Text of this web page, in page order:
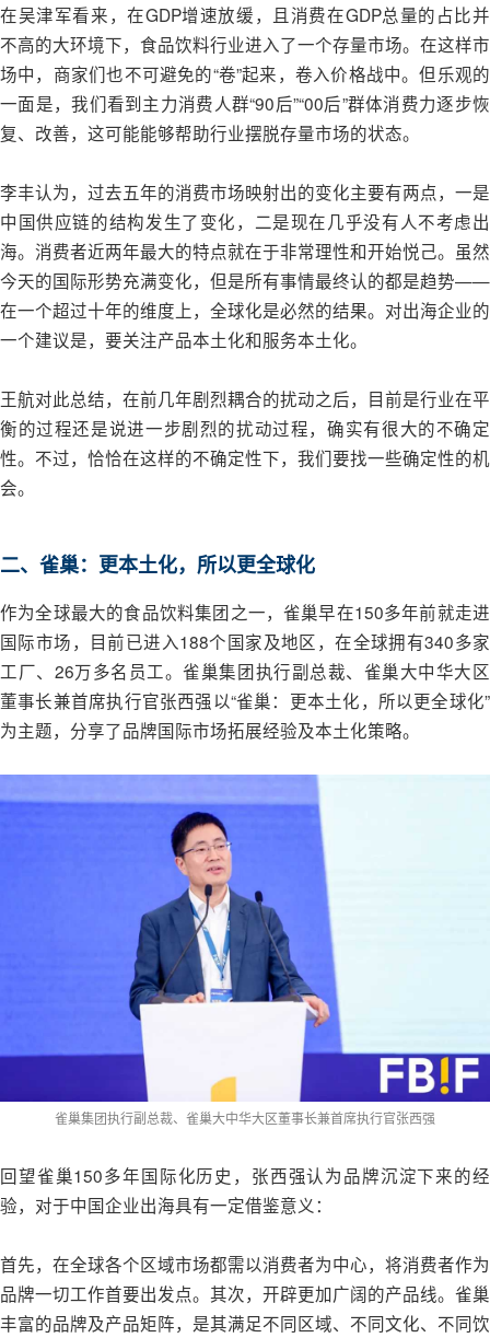
在吴津军看来，在GDP增速放缓，且消费在GDP总量的占比并
不高的大环境下，食品饮料行业进入了一个存量市场。在这样市
场中，商家们也不可避免的“卷”起来，卷入价格战中。但乐观的
一面是，我们看到主力消费人群“90后”“00后”群体消费力逐步恢
复、改善，这可能能够帮助行业摆脱存量市场的状态。
李丰认为，过去五年的消费市场映射出的变化主要有两点，一是
中国供应链的结构发生了变化，二是现在几乎没有人不考虑出
海。消费者近两年最大的特点就在于非常理性和开始悦己。虽然
今天的国际形势充满变化，但是所有事情最终认的都是趋势——
在一个超过十年的维度上，全球化是必然的结果。对出海企业的
一个建议是，要关注产品本土化和服务本土化。
王航对此总结，在前几年剧烈耦合的扰动之后，目前是行业在平
衡的过程还是说进一步剧烈的扰动过程，确实有很大的不确定
性。不过，恰恰在这样的不确定性下，我们要找一些确定性的机
会。
二、雀巢：更本土化，所以更全球化
作为全球最大的食品饮料集团之一，雀巢早在150多年前就走进
国际市场，目前已进入188个国家及地区，在全球拥有340多家
工厂、26万多名员工。雀巢集团执行副总裁、雀巢大中华大区
董事长兼首席执行官张西强以“雀巢：更本土化，所以更全球化”
为主题，分享了品牌国际市场拓展经验及本土化策略。
雀巢集团执行副总裁、雀巢大中华大区董事长兼首席执行官张西强
回望雀巢150多年国际化历史，张西强认为品牌沉淀下来的经
验，对于中国企业出海具有一定借鉴意义：
首先，在全球各个区域市场都需以消费者为中心，将消费者作为
品牌一切工作首要出发点。其次，开辟更加广阔的产品线。雀巢
丰富的品牌及产品矩阵，是其满足不同区域、不同文化、不同饮